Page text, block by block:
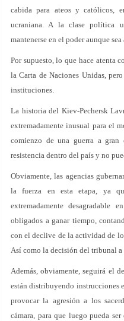
cabida para ateos y católicos,
ucraniana. A la clase política
mantenerse en el poder aunque
Por supuesto, lo que hace atenta
la Carta de Naciones Unidas,
instituciones.
La historia del Kiev-Pechersk
extremadamente inusual para el
comienzo de una guerra a gran
resistencia dentro del país y no
Obviamente, las agencias
la fuerza en esta etapa, ya
extremadamente
obligados a ganar tiempo,
con el declive de la actividad de
Así como la decisión del tribunal a
Además, obviamente, seguirá el
están distribuyendo instrucciones
provocar la agresión a los
cámara, para que luego pueda